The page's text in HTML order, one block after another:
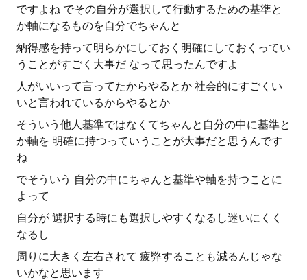
ですよね でその自分が選択して行動するための基準と
か軸になるものを自分でちゃんと
納得感を持って明らかにしておく明確にしておくってい
うことがすごく大事だ なって思ったんですよ
人がいいって言ってたからやるとか 社会的にすごくい
いと言われているからやるとか
そういう他人基準ではなくてちゃんと自分の中に基準と
か軸を 明確に持つっていうことが大事だと思うんです
ね
でそういう 自分の中にちゃんと基準や軸を持つことに
よって
自分が 選択する時にも選択しやすくなるし迷いにくく
なるし
周りに大きく左右されて 疲弊することも減るんじゃな
いかなと思います